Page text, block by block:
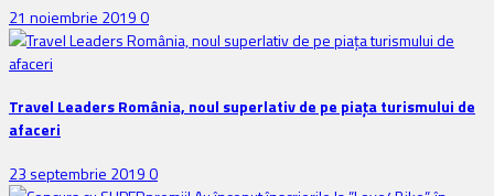
21 noiembrie 20190
Travel Leaders România, noul superlativ de pe piața turismului de
afaceri
23 septembrie 20190